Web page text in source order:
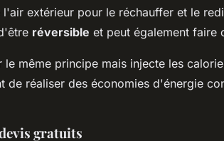
extérieur pour le réchauffer et le
réversible et peut également faire
le même principe mais injecte les
de réaliser des économies d'énergie
gratuits